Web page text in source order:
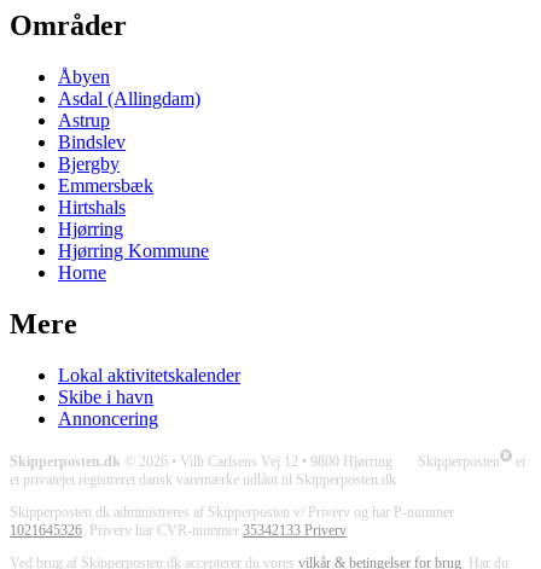
Områder
Åbyen
Asdal (Allingdam)
Astrup
Bindslev
Bjergby
Emmersbæk
Hirtshals
Hjørring
Hjørring Kommune
Horne
Mere
Lokal aktivitetskalender
Skibe i havn
Annoncering
Skipperposten.dk © 2026 • Vilh Carlsens Vej 12 • 9800 Hjørring Skipperposten
er
et privatejet registreret dansk varemærke udlånt til Skipperposten.dk
Skipperposten.dk administreres af Skipperposten v/ Priverv og har P-nummer
1021645326 . Priverv har CVR-nummer 35342133 Priverv
Ved brug af Skipperposten.dk accepterer du vores vilkår & betingelser for brug . Har du